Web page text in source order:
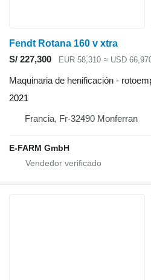
Fendt Rotana 160 v xtra
S/ 227,300
EUR 58,310 ≈ USD
Maquinaria de henificación -
2021
Francia, Fr-32490 Monferran
E-FARM GmbH